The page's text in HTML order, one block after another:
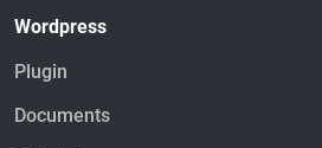
Wordpress
Plugin
Documents